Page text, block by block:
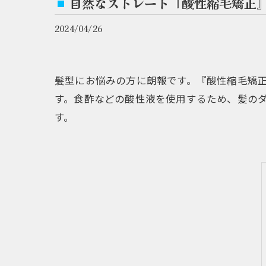
2024/04/26
髪型にお悩みの方に朗報です。『酸性縮毛矯
す。食酢などの酸性液を使用するため、髪
す。